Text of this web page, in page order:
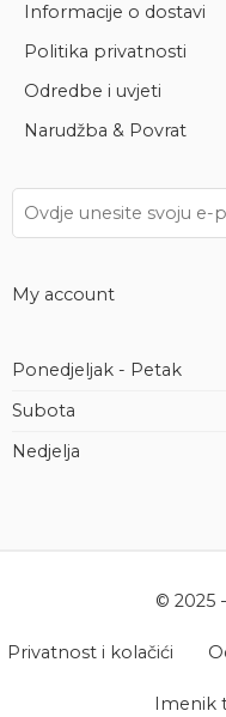
Informacije o dostavi
Politika privatnosti
Odredbe i uvjeti
Narudžba & Povrat
My account
Ponedjeljak - Petak
Subota
Nedjelja
© 2025
Privatnost i kolačići
Imenik